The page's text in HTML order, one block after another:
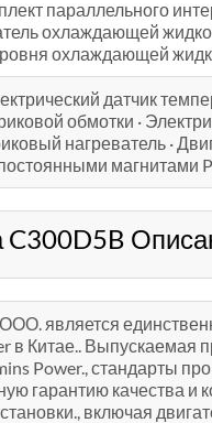
параллельного
охлаждающей
охлаждающей
датчик
обмотки ·
нагреватель ·
магнитами
C300D5B
является
в Китае.. Выпускаемая
Power., стандарты
гарантию качества
включая